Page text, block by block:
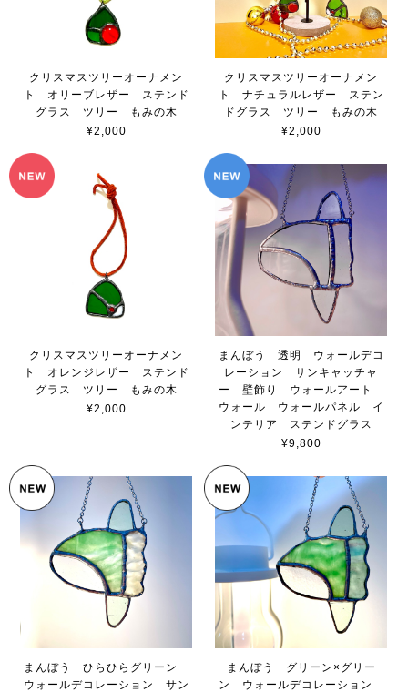
クリスマスツリーオーナメン
ト オリーブレザー ステンド
グラス ツリー もみの木
¥2,000
クリスマスツリーオーナメン
ト ナチュラルレザー ステン
ドグラス ツリー もみの木
¥2,000
クリスマスツリーオーナメン
ト オレンジレザー ステンド
グラス ツリー もみの木
¥2,000
まんぼう 透明 ウォールデコ
レーション サンキャッチャ
ー 壁飾り ウォールアート
ウォール ウォールパネル イ
ンテリア ステンドグラス
¥9,800
まんぼう ひらひらグリーン
ウォールデコレーション サン
まんぼう グリーン×グリー
ン ウォールデコレーション